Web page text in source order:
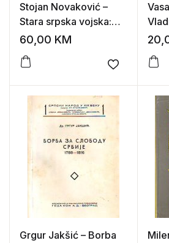
Stojan Novaković –
Stara srpska vojska:
istorijske skice iz dela
srpskoj državi“
60,00 KM
Add to
Grgur Jakšić – Borba